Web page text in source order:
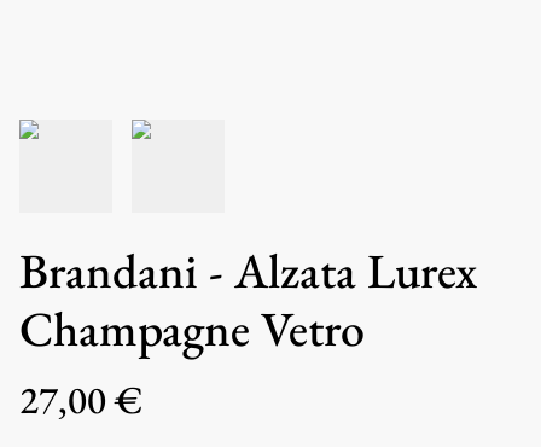
Brandani - Alzata Lurex
Champagne Vetro
27,00 €